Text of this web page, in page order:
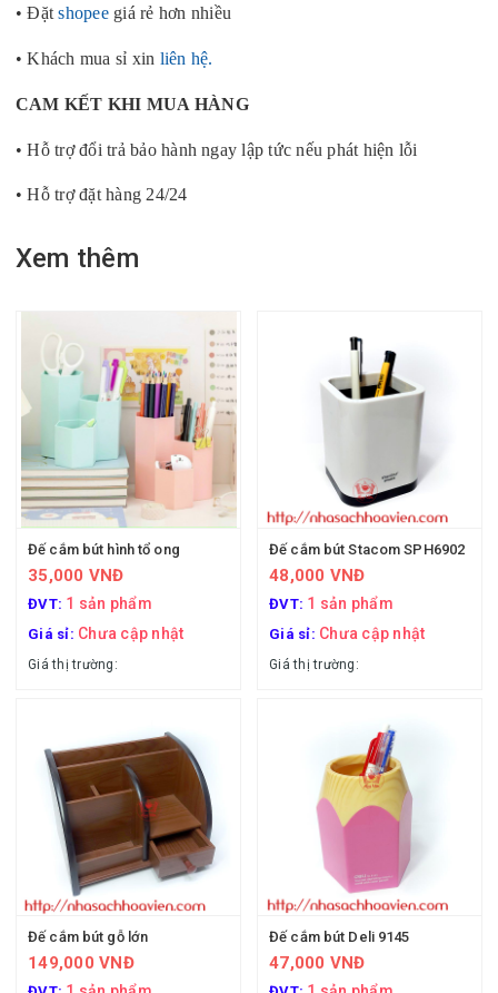
• Đặtshopeegiá rẻ hơn nhiều
• Khách mua sỉ xin liên hệ.
CAM KẾT KHI MUA HÀNG
• Hỗ trợ đổi trả bảo hành ngay lập tức nếu phát hiện lỗi
• Hỗ trợ đặt hàng 24/24
Xem thêm
Đế cắm bút hình tổ ong
35,000 VNĐ
ĐVT: 1 sản phẩm
Giá sỉ: Chưa cập nhật
Giá thị trường:
Đế cắm bút Stacom SPH6902
48,000 VNĐ
ĐVT: 1 sản phẩm
Giá sỉ: Chưa cập nhật
Giá thị trường:
Đế cắm bút gỗ lớn
149,000 VNĐ
Đế cắm bút Deli 9145
47,000 VNĐ